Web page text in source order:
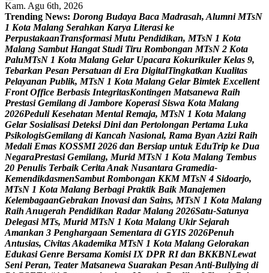
Kam. Agu 6th, 2026
Trending News: Dorong Budaya Baca Madrasah, Alumni MTsN
1 Kota Malang Serahkan Karya Literasi ke
PerpustakaanTransformasi Mutu Pendidikan, MTsN 1 Kota
Malang Sambut Hangat Studi Tiru Rombongan MTsN 2 Kota
PaluMTsN 1 Kota Malang Gelar Upacara Kokurikuler Kelas 9,
Tebarkan Pesan Persatuan di Era DigitalTingkatkan Kualitas
Pelayanan Publik, MTsN 1 Kota Malang Gelar Bimtek Excellent
Front Office Berbasis IntegritasKontingen Matsanewa Raih
Prestasi Gemilang di Jambore Koperasi Siswa Kota Malang
2026Peduli Kesehatan Mental Remaja, MTsN 1 Kota Malang
Gelar Sosialisasi Deteksi Dini dan Pertolongan Pertama Luka
PsikologisGemilang di Kancah Nasional, Rama Byan Azizi Raih
Medali Emas KOSSMI 2026 dan Bersiap untuk EduTrip ke Dua
NegaraPrestasi Gemilang, Murid MTsN 1 Kota Malang Tembus
20 Penulis Terbaik CeritaAnak Nusantara Gramedia-
KemendikdasmenSambut Rombongan KKM MTsN 4 Sidoarjo,
MTsN 1 Kota Malang Berbagi Praktik Baik Manajemen
KelembagaanGebrakan Inovasi dan Sains, MTsN 1 Kota Malang
Raih Anugerah Pendidikan Radar Malang 2026Satu-Satunya
Delegasi MTs, Murid MTsN 1 Kota Malang Ukir Sejarah
Amankan 3 Penghargaan Sementara di GYIS 2026Penuh
Antusias, CivitasAkademika MTsN 1 Kota Malang Gelorakan
Edukasi Genre Bersama Komisi IX DPR RI dan BKKBNLewat
Seni Peran, Teater Matsanewa Suarakan Pesan Anti-Bullying di